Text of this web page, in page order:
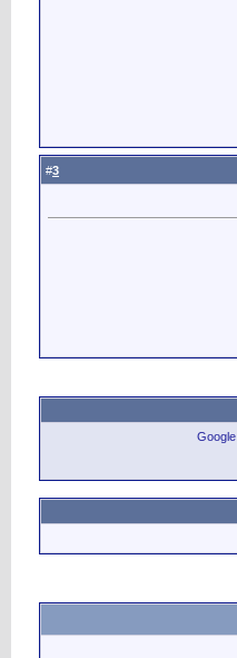
3
Google